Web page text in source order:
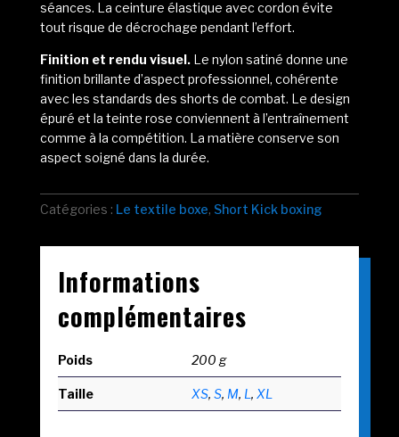
séances. La ceinture élastique avec cordon évite
tout risque de décrochage pendant l’effort.
Finition et rendu visuel.Le nylon satiné donne une
finition brillante d’aspect professionnel, cohérente
avec les standards des shorts de combat. Le design
épuré et la teinte rose conviennent à l’entraînement
comme à la compétition. La matière conserve son
aspect soigné dans la durée.
Catégories : Le textile boxe, Short Kick boxing
Informations
complémentaires
Poids 200 g
Taille XS, S, M, L , XL